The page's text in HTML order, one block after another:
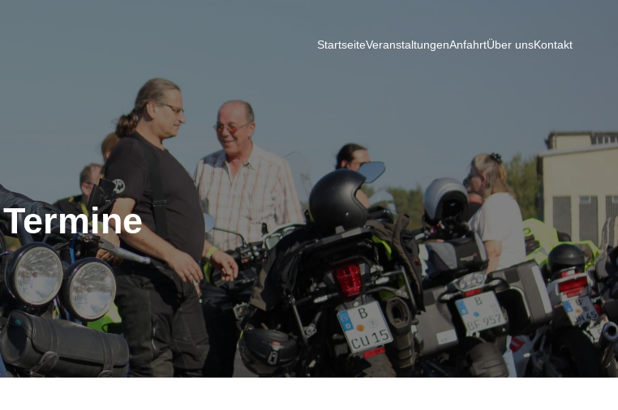
StartseiteVeranstaltungenAnfahrtÜber unsKontakt
Termine